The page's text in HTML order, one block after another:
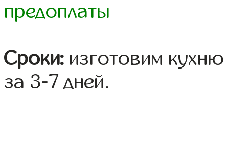
предоплаты
Сроки: изготовим
за 3-7 дней.